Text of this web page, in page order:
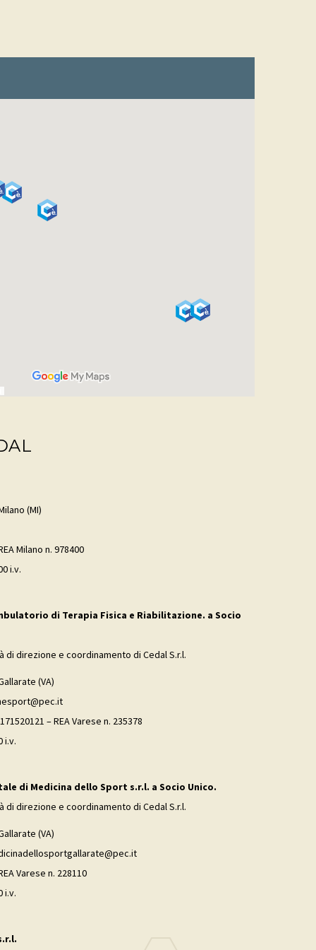
(MI)
Milano n. 978400
i.v.
di Terapia Fisica e Riabilitazione. a Socio
di direzione e coordinamento di Cedal S.r.l.
(VA)
– REA Varese n. 235378
i.v.
di Medicina dello Sport s.r.l. a Socio Unico.
di direzione e coordinamento di Cedal S.r.l.
(VA)
Varese n. 228110
i.v.